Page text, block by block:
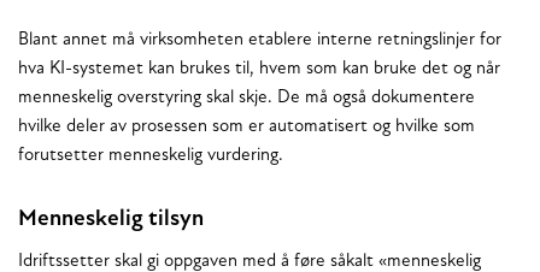
Blant annet må virksomheten etablere interne retningslinjer for
hva KI-systemet kan brukes til, hvem som kan bruke det og når
menneskelig overstyring skal skje. De må også dokumentere
hvilke deler av prosessen som er automatisert og hvilke som
forutsetter menneskelig vurdering.
Menneskelig tilsyn
Idriftssetter skal gi oppgaven med å føre såkalt «menneskelig